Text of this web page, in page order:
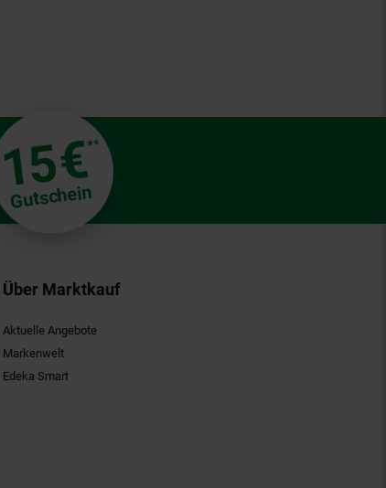
€**
Gutschein
Über Marktkauf
Aktuelle Angebote
Markenwelt
Edeka Smart